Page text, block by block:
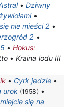
• Dziwny
•
nie mieści 2 •
2 •
• Hokus:
• Kraina lodu III
• Cyrk jedzie •
urok (1958) •
się na